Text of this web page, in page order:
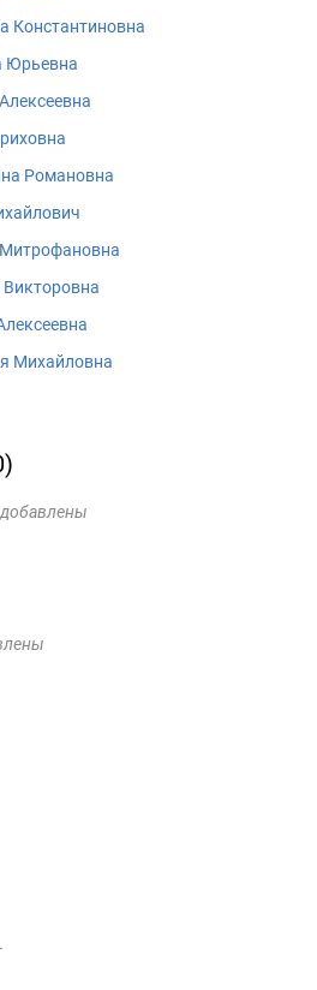
Константиновна
Юрьевна
Романовна
Михайловна